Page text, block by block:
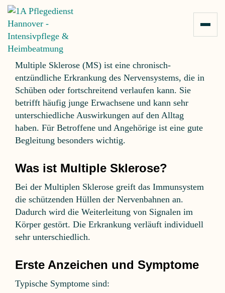
MULTIPLE
SKLEROSE
Multiple Sklerose (MS) ist eine chronisch-
entzündliche Erkrankung des Nervensystems, die in
Schüben oder fortschreitend verlaufen kann. Sie
betrifft häufig junge Erwachsene und kann sehr
unterschiedliche Auswirkungen auf den Alltag
haben. Für Betroffene und Angehörige ist eine gute
Begleitung besonders wichtig.
Was ist Multiple Sklerose?
Bei der Multiplen Sklerose greift das Immunsystem
die schützenden Hüllen der Nervenbahnen an.
Dadurch wird die Weiterleitung von Signalen im
Körper gestört. Die Erkrankung verläuft individuell
sehr unterschiedlich.
Erste Anzeichen und Symptome
Typische Symptome sind: